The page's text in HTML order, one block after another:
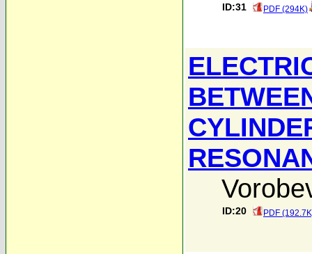
ID:31 PDF (294K)
ID:20 PDF